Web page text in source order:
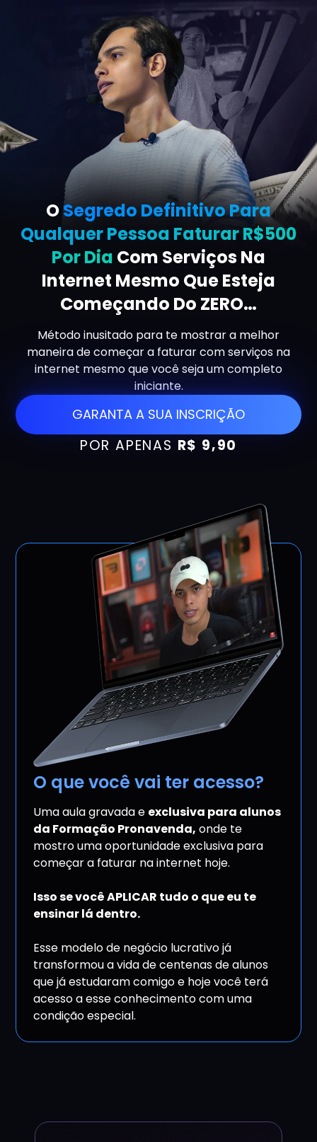
OSegredo Definitivo Para
Qualquer Pessoa Faturar R$500
Por Dia Com Serviços Na
Internet Mesmo Que Esteja
Começando Do ZERO…
Método inusitado para te mostrar a melhor
maneira de começar a faturar com serviços na
internet mesmo que você seja um completo
iniciante.
GARANTA A SUA INSCRIÇÃO
POR APENAS R$ 9,90
O que você vai ter acesso?
Uma aula gravada e exclusiva para alunos
da Formação Pronavenda, onde te
mostro uma oportunidade exclusiva para
começar a faturar na internet hoje.
Isso se você APLICAR tudo o que eu te
ensinar lá dentro.
Esse modelo de negócio lucrativo já
transformou a vida de centenas de alunos
que já estudaram comigo e hoje você terá
acesso a esse conhecimento com uma
condição especial.